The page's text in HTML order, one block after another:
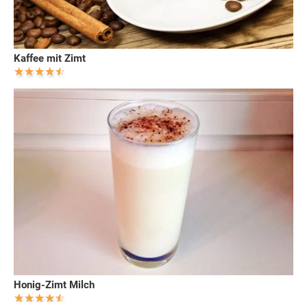
Kaffee mit Zimt
Honig-Zimt Milch